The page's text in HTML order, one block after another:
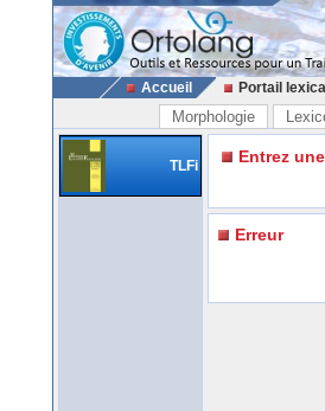
Accueil Portail lexical
Morphologie
TLFi Entrez
Erreur